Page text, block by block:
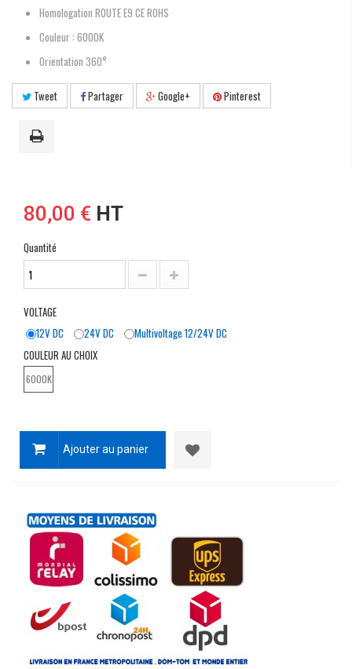
Homologation ROUTE E9 CE ROHS
Couleur : 6000K
Orientation 360°
Tweet Partager Google+ Pinterest
80,00 € HT
Quantité
VOLTAGE
12V DC
24V DC
Multivoltage 12/24V DC
COULEUR AU CHOIX
6000K
Ajouter au panier